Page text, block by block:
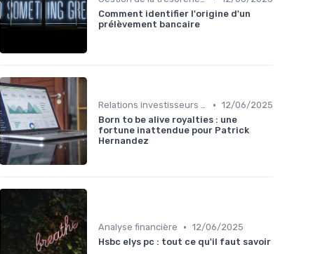
Comment identifier l'origine d'un
prélèvement bancaire
Relations investisseurs & actionnaires • 12/06/2025
Born to be alive royalties : une
fortune inattendue pour Patrick
Hernandez
Analyse financière • 12/06/2025
Hsbc elys pc : tout ce qu'il faut savoir